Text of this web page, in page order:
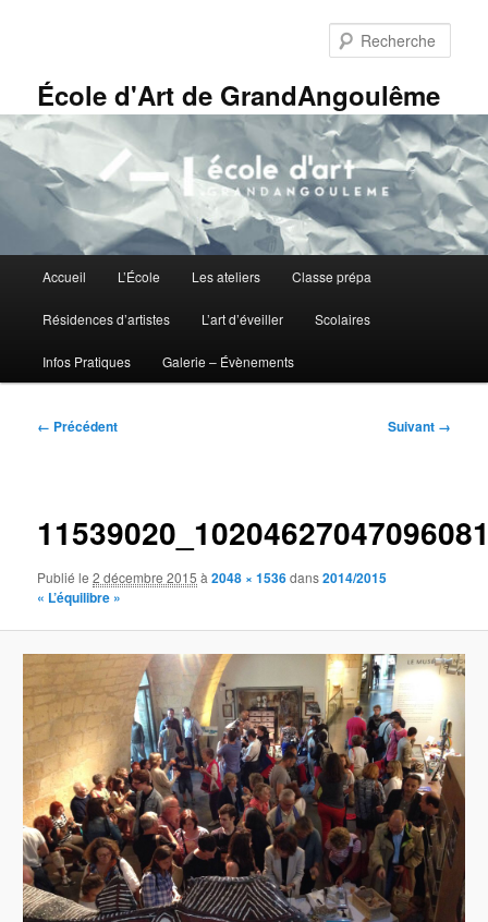
principalÉcole d'Art de GrandAngoulême
principal
Accueil L’École Les ateliers Classe prépa
Résidences d’artistes L’art d’éveiller Scolaires
Infos Pratiques Galerie – Évènements
Navigation
← Précédent Suivant →
Publié le2 décembre 2015 à2048 × 1536dans2014/2015
« L’équilibre »